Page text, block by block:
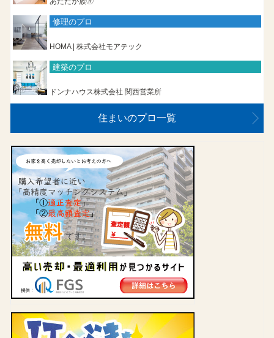
修理のプロ
HOMA | 株式会社モアテック
建築のプロ
ドンナハウス株式会社 関西営業所
住まいのプロ一覧